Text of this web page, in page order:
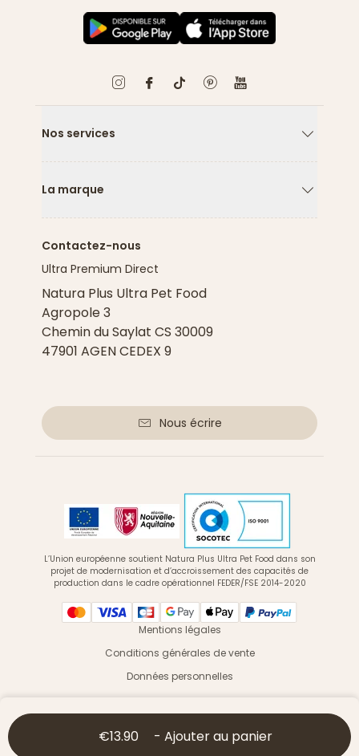
€13.90 - Ajouter au panier
Nos services
La marque
Contactez-nous
Ultra Premium Direct
Natura Plus Ultra Pet Food
Agropole 3
Chemin du Saylat CS 30009
47901 AGEN CEDEX 9
Nous écrire
L’Union européenne soutient Natura Plus Ultra Pet Food dans son
projet de modernisation et d’accroissement des capacités de
production dans le cadre opérationnel FEDER/FSE 2014-2020
Mentions légales
Conditions générales de vente
Données personnelles
© 2026 Ultra Premium Direct - Tous droits réservés